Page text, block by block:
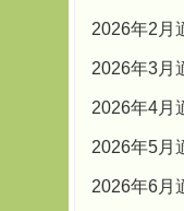
2026年2月
2026年3月
2026年4月
2026年5月
2026年6月